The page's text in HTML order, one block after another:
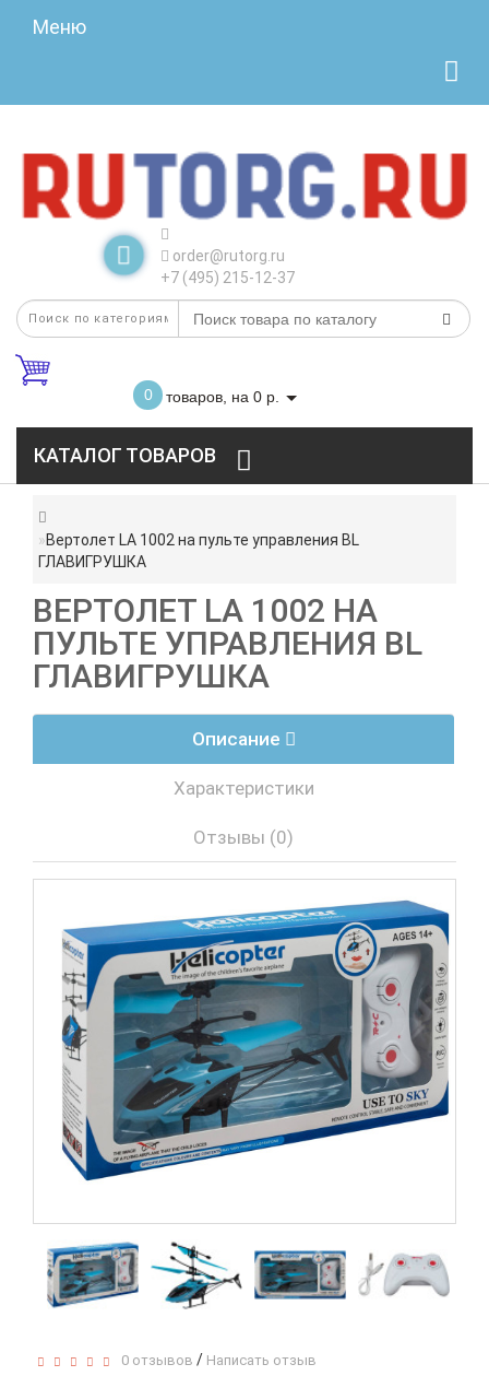
Меню
order@rutorg.ru
+7 (495) 215-12-37
0 товаров, на 0 р.
КАТАЛОГ ТОВАРОВ
Вертолет LA 1002 на пульте управления BL
ГЛАВИГРУШКА
ВЕРТОЛЕТ LA 1002 НА
ПУЛЬТЕ УПРАВЛЕНИЯ BL
ГЛАВИГРУШКА
Описание
Характеристики
Отзывы (0)
0 отзывов / Написать отзыв